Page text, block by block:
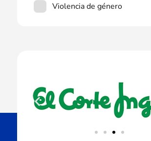
Violencia de género